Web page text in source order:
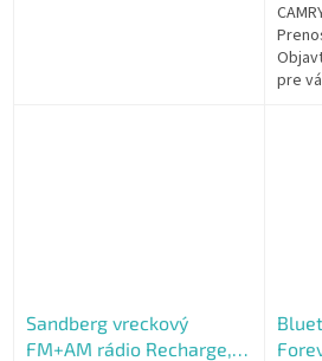
pre
Sandberg vreckový
FM+AM rádio Recharge,